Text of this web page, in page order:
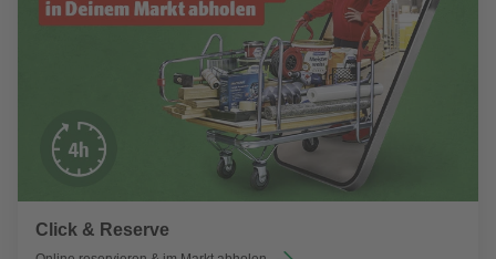
Click & Reserve